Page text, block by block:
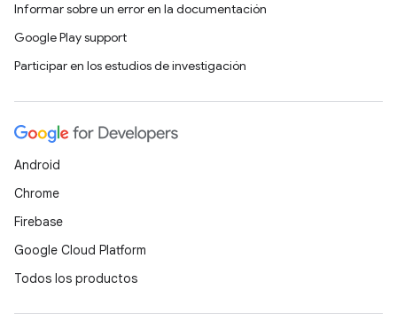
Informar sobre un error en la documentación
Google Play support
Participar en los estudios de investigación
Android
Chrome
Firebase
Google Cloud Platform
Todos los productos